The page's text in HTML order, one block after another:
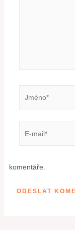
komentáře.